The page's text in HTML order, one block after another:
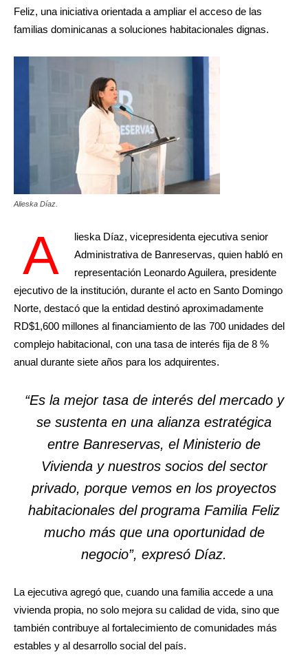
Feliz, una iniciativa orientada a ampliar el acceso de las
familias dominicanas a soluciones habitacionales dignas.
Alieska Díaz.
A
lieska Díaz, vicepresidenta ejecutiva senior
Administrativa de Banreservas, quien habló en
representación Leonardo Aguilera, presidente
ejecutivo de la institución, durante el acto en Santo Domingo
Norte, destacó que la entidad destinó aproximadamente
RD$1,600 millones al financiamiento de las 700 unidades del
complejo habitacional, con una tasa de interés fija de 8 %
anual durante siete años para los adquirentes.
“Es la mejor tasa de interés del mercado y
se sustenta en una alianza estratégica
entre Banreservas, el Ministerio de
Vivienda y nuestros socios del sector
privado, porque vemos en los proyectos
habitacionales del programa Familia Feliz
mucho más que una oportunidad de
negocio”, expresó Díaz.
La ejecutiva agregó que, cuando una familia accede a una
vivienda propia, no solo mejora su calidad de vida, sino que
también contribuye al fortalecimiento de comunidades más
estables y al desarrollo social del país.